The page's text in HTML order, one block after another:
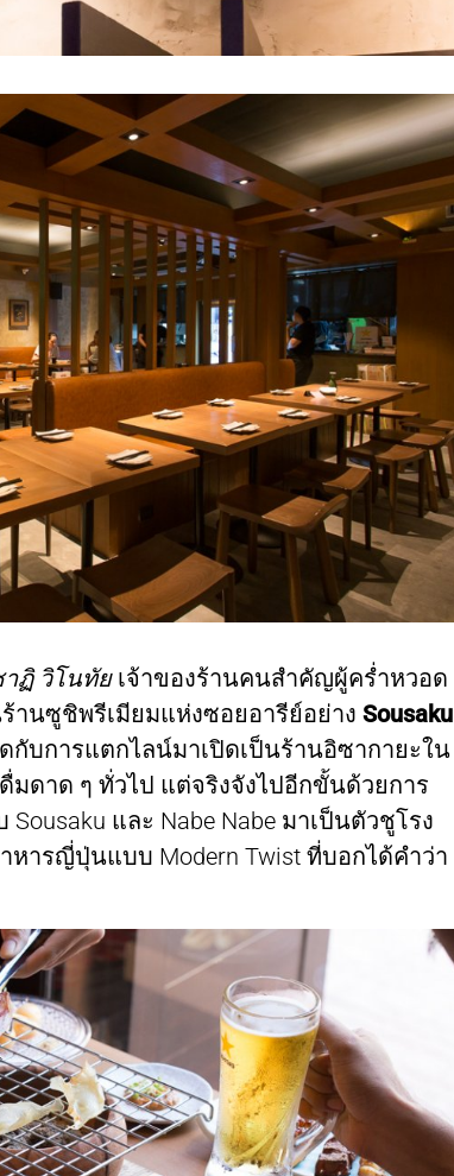
ฏิ วิโนทัยเจ้าของร้านคนสำคัญผู้คร่ำหวอด
านซูชิพรีเมียมแห่งซอยอารีย์อย่าง Sousaku
กับการแตกไลน์มาเปิดเป็นร้านอิซากายะใน
มดาด ๆ ทั่วไป แต่จริงจังไปอีกขั้นด้วยการ
และ Nabe Nabe มาเป็นตัวชูโรง
หารญี่ปุ่นแบบ Modern Twist ที่บอกได้คำว่า